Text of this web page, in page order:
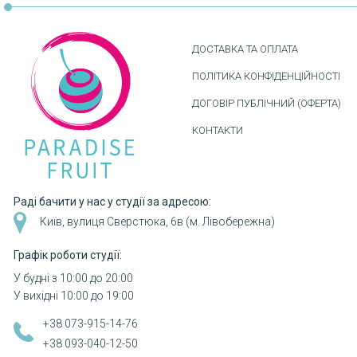
ДОСТАВКА ТА ОПЛАТА
ПОЛІТИКА КОНФІДЕНЦІЙНОСТІ
ДОГОВІР ПУБЛІЧНИЙ (ОФЕРТА)
КОНТАКТИ
Раді бачити у нас у студії за адресою:
Київ, вулиця Сверстюка, 6в (м. Лівобережна)
Графік роботи студії:
У будні з 10:00 до 20:00
У вихідні 10:00 до 19:00
+38 073-915-14-76
+38 093-040-12-50